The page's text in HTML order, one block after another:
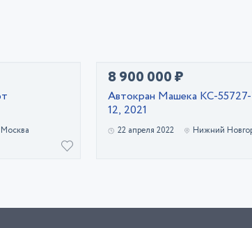
Москва
8 900 000 ₽
Автокран Машека КС-
12, 2021
22 апреля 2022 Нижний